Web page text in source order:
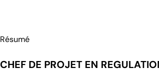
Résumé
CHEF DE PROJET EN